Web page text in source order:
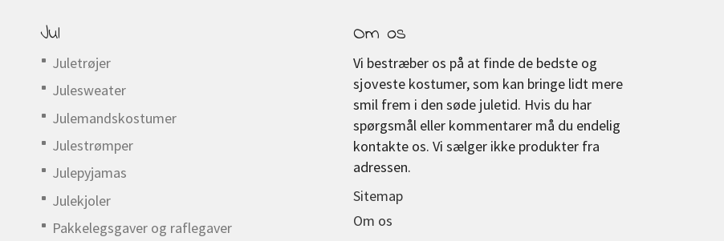
Jul
Juletrøjer
Julesweater
Julemandskostumer
Julestrømper
Julepyjamas
Julekjoler
Pakkelegsgaver og raflegaver
Om os
Vi bestræber os på at finde de bedste og
sjoveste kostumer, som kan bringe lidt mere
smil frem i den søde juletid. Hvis du har
spørgsmål eller kommentarer må du endelig
kontakte os. Vi sælger ikke produkter fra
adressen.
Sitemap
Om os